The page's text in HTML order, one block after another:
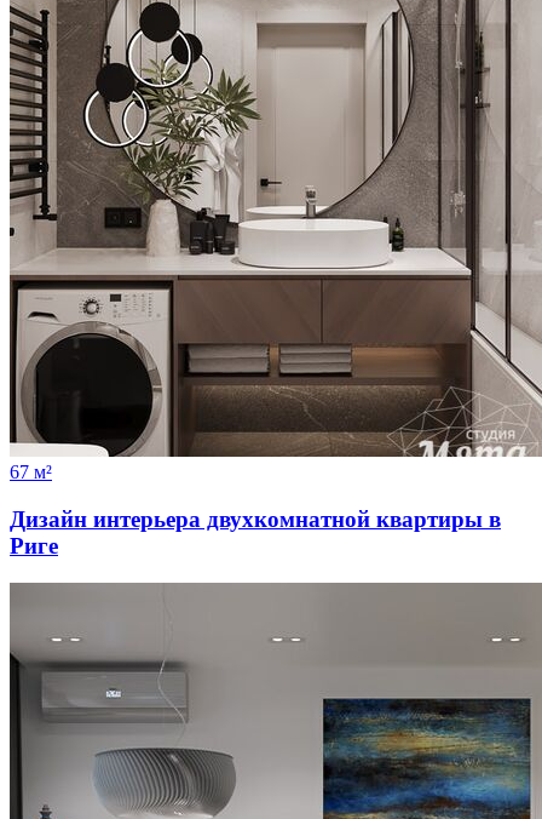
67 м²
Дизайн интерьера двухкомнатной квартиры в
Риге